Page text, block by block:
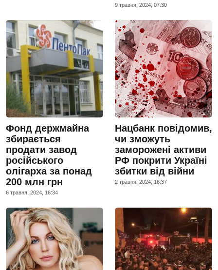
9 травня, 2024, 07:30
Фонд держмайна
збирається
продати завод
російського
олігарха за понад
200 млн грн
6 травня, 2024, 16:34
Нацбанк повідомив,
чи зможуть
заморожені активи
РФ покрити Україні
збитки від війни
2 травня, 2024, 16:37